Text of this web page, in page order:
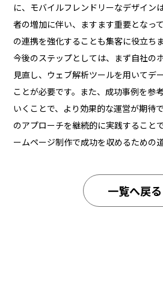
に、モバイルフレンドリーなデザイン
者の増加に伴い、ますます重要となっ
の連携を強化することも集客に役立ちま
今後のステップとしては、まず自社の
見直し、ウェブ解析ツールを用いてデ
ことが必要です。また、成功事例を参
いくことで、より効果的な運営が期待
のアプローチを継続的に実践すること
ームページ制作で成功を収めるための
一覧へ戻る